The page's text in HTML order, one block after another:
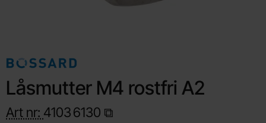
Låsmutter M4 rostfri A2
Art nr: 41036130